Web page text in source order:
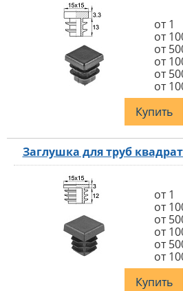
от 1
от
от
от
от
от
Купить
Заглушка для труб
от 1
от
от
от
от
от
Купить